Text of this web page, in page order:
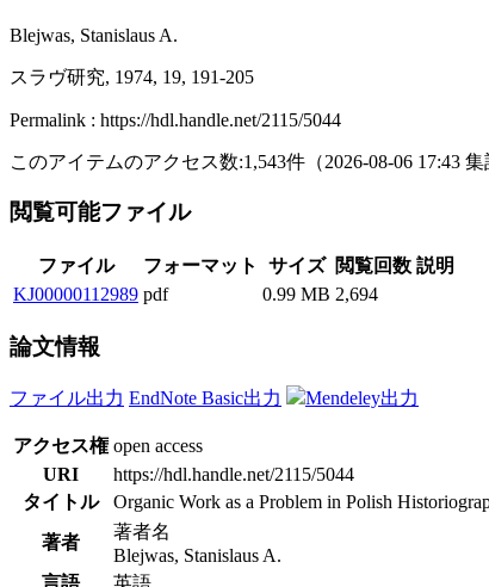
Blejwas, Stanislaus A.
スラヴ研究, 1974, 19, 191-205
Permalink : https://hdl.handle.net/2115/5044
このアイテムのアクセス数:1,543件 （2026-08-06 17:43 集
閲覧可能ファイル
ファイル フォーマット サイズ 閲覧回数 説明
KJ00000112989 pdf 0.99 MB 2,694
論文情報
ファイル出力 EndNote Basic出力 Mendeley出力
アクセス権 open access
URI
https://hdl.handle.net/2115/5044
タイトル
Organic Work as a Problem in Polish
著者
著者名
Blejwas, Stanislaus A.
言語
英語